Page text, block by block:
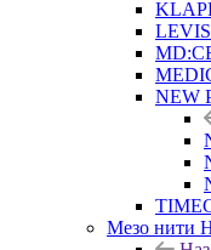
NEW
Мезо нити